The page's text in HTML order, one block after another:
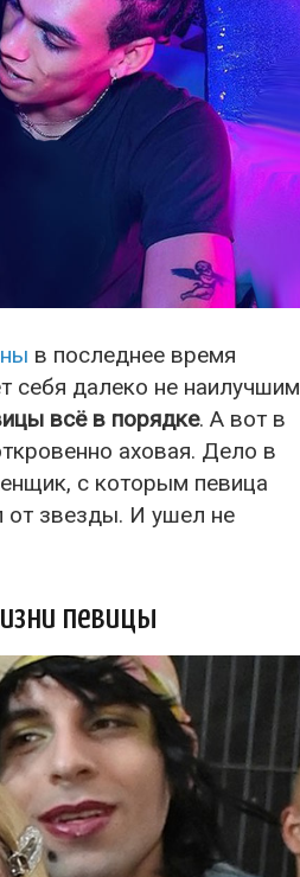
в последнее время
себя далеко не наилучшим
всё в порядке. А вот в
аховая. Дело в
с которым певица
от звезды. И ушел не
певицы